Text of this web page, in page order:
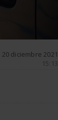
20 diciembre 2021
15:13